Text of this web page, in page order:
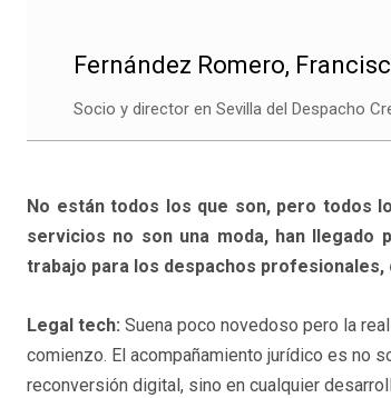
Fernández Romero,
Socio y director en Sevilla del Despacho
No están todos los que son, pero todos
servicios no son una moda, han llegado
trabajo para los despachos
Legal tech: Suena poco novedoso pero la
comienzo. El acompañamiento jurídico es no
reconversión digital, sino en cualquier